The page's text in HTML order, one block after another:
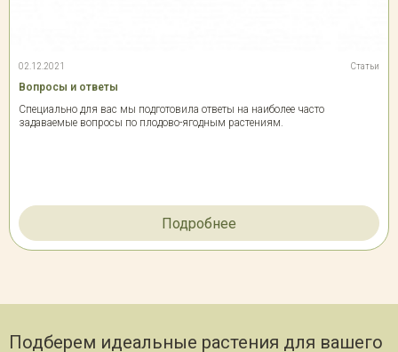
02.12.2021 Статьи
Вопросы и ответы
Специально для вас мы подготовила ответы на наиболее часто
задаваемые вопросы по плодово-ягодным растениям.
Подробнее
Подберем идеальные растения для вашего